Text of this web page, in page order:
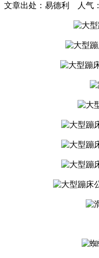
文章出处：易德利 人气：